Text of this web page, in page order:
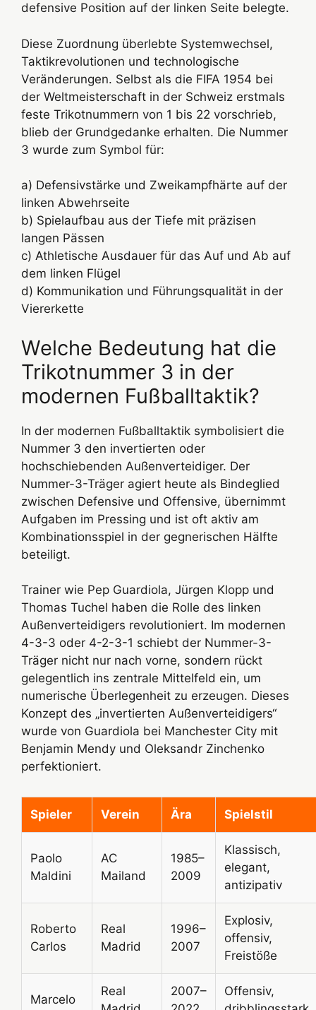
defensive Position auf der linken Seite belegte.
Diese Zuordnung überlebte Systemwechsel,
Taktikrevolutionen und technologische
Veränderungen. Selbst als die FIFA 1954 bei
der Weltmeisterschaft in der Schweiz erstmals
feste Trikotnummern von 1 bis 22 vorschrieb,
blieb der Grundgedanke erhalten. Die Nummer
3 wurde zum Symbol für:
a) Defensivstärke und Zweikampfhärte auf der
linken Abwehrseite
b) Spielaufbau aus der Tiefe mit präzisen
langen Pässen
c) Athletische Ausdauer für das Auf und Ab auf
dem linken Flügel
d) Kommunikation und Führungsqualität in der
Viererkette
Welche Bedeutung hat die
Trikotnummer 3 in der
modernen Fußballtaktik?
In der modernen Fußballtaktik symbolisiert die
Nummer 3 den invertierten oder
hochschiebenden Außenverteidiger. Der
Nummer-3-Träger agiert heute als Bindeglied
zwischen Defensive und Offensive, übernimmt
Aufgaben im Pressing und ist oft aktiv am
Kombinationsspiel in der gegnerischen Hälfte
beteiligt.
Trainer wie Pep Guardiola, Jürgen Klopp und
Thomas Tuchel haben die Rolle des linken
Außenverteidigers revolutioniert. Im modernen
4-3-3 oder 4-2-3-1 schiebt der Nummer-3-
Träger nicht nur nach vorne, sondern rückt
gelegentlich ins zentrale Mittelfeld ein, um
numerische Überlegenheit zu erzeugen. Dieses
Konzept des „invertierten Außenverteidigers“
wurde von Guardiola bei Manchester City mit
Benjamin Mendy und Oleksandr Zinchenko
perfektioniert.
Spieler Verein Ära Spielstil
Paolo
Maldini
AC
Mailand
1985–
2009
Klassisch,
elegant,
antizipativ
Roberto
Carlos
Real
Madrid
1996–
2007
Explosiv,
offensiv,
Freistöße
Marcelo
Real
2007–
Offensiv,